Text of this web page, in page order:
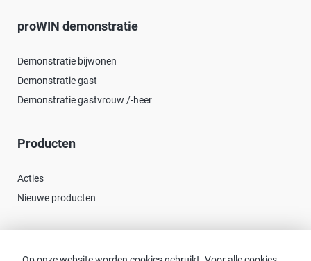
proWIN demonstratie
Demonstratie bijwonen
Demonstratie gast
Demonstratie gastvrouw /-heer
Producten
Acties
Nieuwe producten